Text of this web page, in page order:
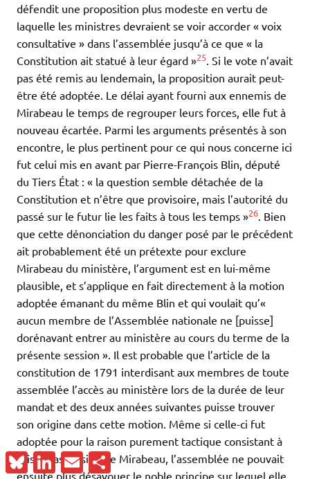
défendit une proposition plus modeste en vertu de
laquelle les ministres devraient se voir accorder « voix
consultative » dans l’assemblée jusqu’à ce que « la
Constitution ait statué à leur égard »25. Si le vote n’avait
pas été remis au lendemain, la proposition aurait peut-
être été adoptée. Le délai ayant fourni aux ennemis de
Mirabeau le temps de regrouper leurs forces, elle fut à
nouveau écartée. Parmi les arguments présentés à son
encontre, le plus pertinent pour ce qui nous concerne ici
fut celui mis en avant par Pierre-François Blin, député
du Tiers État : « la question semble détachée de la
Constitution et n’être que provisoire, mais l’autorité du
passé sur le futur lie les faits à tous les temps »26. Bien
que cette dénonciation du danger posé par le précédent
ait probablement été un prétexte pour exclure
Mirabeau du ministère, l’argument est en lui-même
plausible, et s’applique en fait directement à la motion
adoptée émanant du même Blin et qui voulait qu’«
aucun membre de l’Assemblée nationale ne [puisse]
dorénavant entrer au ministère au cours du terme de la
présente session ». Il est probable que l’article de la
constitution de 1791 interdisant aux membres de toute
assemblée l’accès au ministère lors de la durée de leur
mandat et des deux années suivantes puisse trouver
son origine dans cette motion. Même si celle-ci fut
adoptée pour la raison purement tactique consistant à
briser l’ascension de Mirabeau, l’assemblée ne pouvait
ensuite plus désavouer le noble principe sur lequel elle
BlueskyLinkedIn
Email Partager